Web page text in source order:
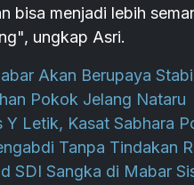
bisa menjadi lebih
ungkap Asri.
Akan Berupaya
Pokok Jelang Nataru
Y Letik, Kasat Sabhara
Tanpa Tindakan
SDI Sangka di Mabar